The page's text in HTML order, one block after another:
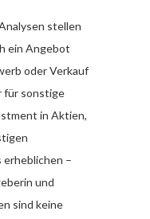
stellen
ein Angebot
oder Verkauf
für sonstige
in Aktien,
–
und
sind keine